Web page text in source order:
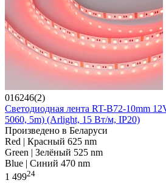
016246(2)
Светодиодная лента RT-B72-10mm
5060, 5m) (Arlight, 15 Вт/м, IP20)
Произведено в Беларуси
Red | Красный 625 nm
Green | Зелёный 525 nm
Blue | Синий 470 nm
1 49924